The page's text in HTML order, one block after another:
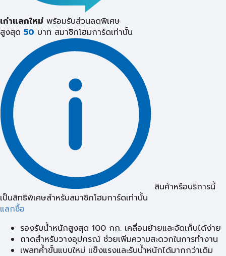
เก่าแลกใหม่ พร้อมรับส่วนลดพิเศษ
สูงสุด 50 บาท สมาชิกโฮมการ์ดเท่านั้น
สินค้าหรือบริการนี้
เป็นสิทธิพิเศษสำหรับสมาชิกโฮมการ์ดเท่านั้น
แลกซื้อ
รองรับน้ำหนักสูงสุด 100 กก. เคลื่อนย้ายและจัดเก็บได้ง่าย
ถาดสำหรับวางอุปกรณ์ ช่วยเพิ่มความสะดวกในการทำงาน
เพลทค้ำขั้นแบบใหม่ แข็งแรงและรับน้ำหนักได้มากกว่าเดิม